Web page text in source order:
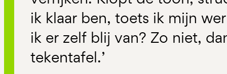
ik klaar ben, toets ik mijn
ik er zelf blij van? Zo niet,
tekentafel.’